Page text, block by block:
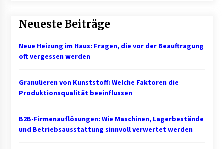
Neueste Beiträge
Neue Heizung im Haus: Fragen, die vor der Beauftragung
oft vergessen werden
Granulieren von Kunststoff: Welche Faktoren die
Produktionsqualität beeinflussen
B2B-Firmenauflösungen: Wie Maschinen, Lagerbestände
und Betriebsausstattung sinnvoll verwertet werden